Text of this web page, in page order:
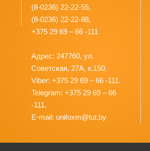
(8-0236) 22-22-55,
(8-0236) 22-22-88,
+375 29 69 – 66 -111
Адрес: 247760, ул.
Советская, 27А, к.150.
Viber: +375 29 69 – 66 -111.
Telegram: +375 29 69 – 66
-111.
E-mail: unifoxm@tut.by